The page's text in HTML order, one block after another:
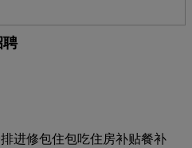
聘
进修包住包吃住房补贴餐补